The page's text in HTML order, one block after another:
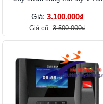
Giá: 3.100.000₫
Giá cũ: 3.500.000₫